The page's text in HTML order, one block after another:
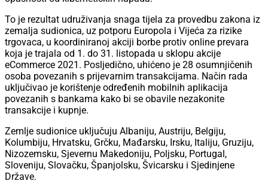
To je rezultat udruživanja snaga tijela za provedbu zakona iz
zemalja sudionica, uz potporu Europola i Vijeća za rizike
trgovaca, u koordiniranoj akciji borbe protiv online prevara
koja je trajala od 1. do 31. listopada u sklopu akcije
eCommerce 2021. Posljedično, uhićeno je 28 osumnjičenih
osoba povezanih s prijevarnim transakcijama. Način rada
uključivao je korištenje određenih mobilnih aplikacija
povezanih s bankama kako bi se obavile nezakonite
transakcije i kupnje.
Zemlje sudionice uključuju Albaniju, Austriju, Belgiju,
Kolumbiju, Hrvatsku, Grčku, Mađarsku, Irsku, Italiju, Gruziju,
Nizozemsku, Sjevernu Makedoniju, Poljsku, Portugal,
Sloveniju, Slovačku, Španjolsku, Švicarsku i Sjedinjene
Države.